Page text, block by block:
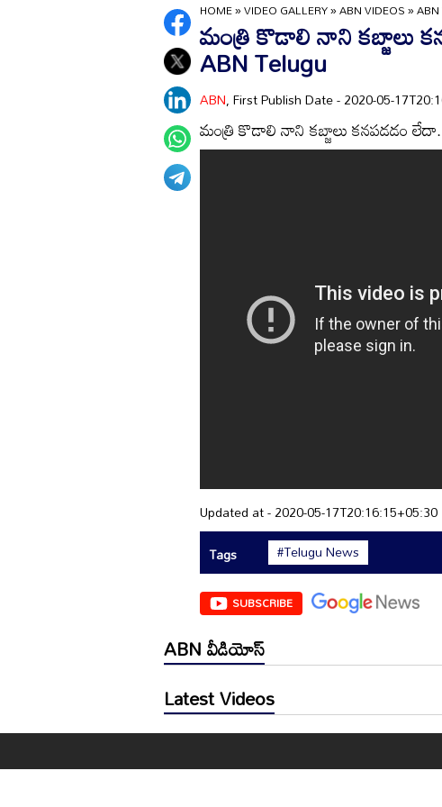
HOME»VIDEO GALLERY»ABN VIDEOS»
మంత్రి కొడాలి నాని కబ్జాలు
ABN Telugu
ABN, First Publish Date - 2020-05-
మంత్రి కొడాలి నాని కబ్జాలు కనపడడం
Updated at - 2020-05-17T20:16:15+05:30
Tags
#Telugu News
SUBSCRIBE
ABN వీడియోస్
Latest Videos